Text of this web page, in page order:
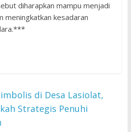
diharapkan mampu menjadi
meningkatkan kesadaran
di Desa Lasiolat,
Strategis Penuhi